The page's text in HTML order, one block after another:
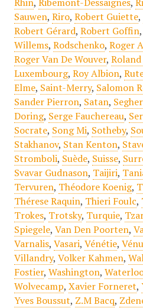
Sauwen, Riro, Robert Guiette,
Robert Gérard, Robert Goffin,
Willems, Rodschenko, Roger
Roger Van De Wouver,
Luxembourg, Roy Albion,
Elme, Saint-Merry, Salomon
Sander Pierron, Satan,
Doring, Serge Fauchereau,
Socrate, Song Mi, Sotheby,
Stakhanov, Stan Kenton,
Stromboli, Suède, Suisse,
Svavar Gudnason, Taijiri,
Tervuren, Théodore Koenig,
Thérese Raquin, Thieri Foulc,
Trokes, Trotsky, Turquie,
Spiegele, Van Den Poorten,
Varnalis, Vasari, Vénétie,
Villandry, Volker Kahmen,
Fostier, Washington,
Wolvecamp, Xavier Forneret,
Yves Boussut, Z.M Bacq,